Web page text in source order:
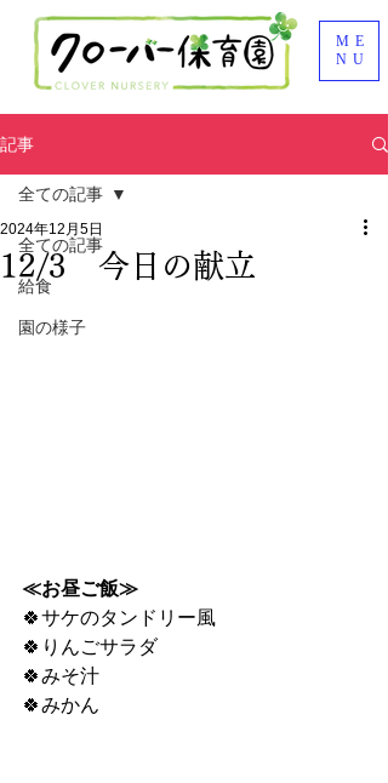
ME
NU
記事
全ての記事
給食
園の様子
全ての記事
12/3 今日の献立
2024年12月5日
≪お昼ご飯≫
🍀サケのタンドリー風
🍀りんごサラダ
🍀みそ汁
🍀みかん